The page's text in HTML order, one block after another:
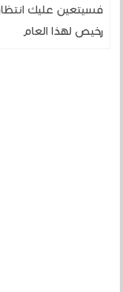
فسيتعين عليك
رخيص لهذا العام